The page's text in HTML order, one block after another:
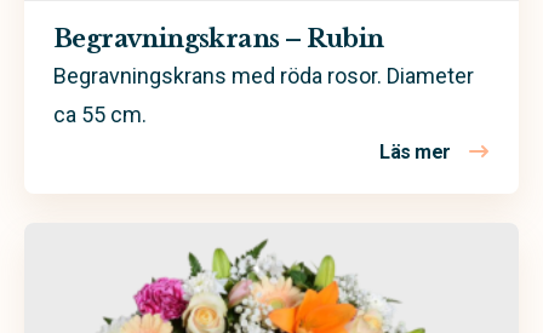
Begravningskrans – Rubin
Begravningskrans med röda rosor. Diameter
ca 55 cm.
Läs mer om